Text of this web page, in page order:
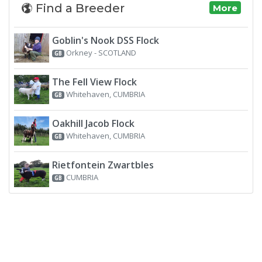
Find a Breeder More
Goblin's Nook DSS Flock
GB Orkney - SCOTLAND
The Fell View Flock
GB Whitehaven, CUMBRIA
Oakhill Jacob Flock
GB Whitehaven, CUMBRIA
Rietfontein Zwartbles
GB CUMBRIA